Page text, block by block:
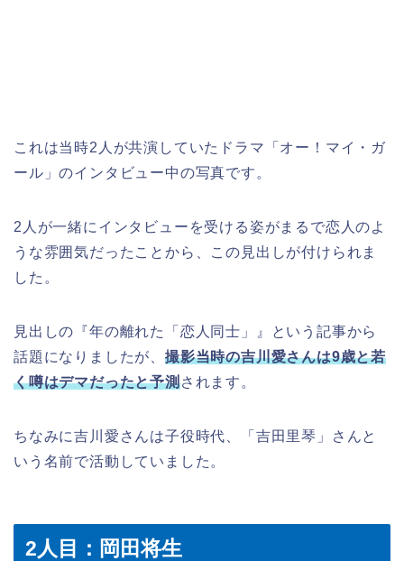
これは当時2人が共演していたドラマ「オー！マイ・ガ
ール」のインタビュー中の写真です。
2人が一緒にインタビューを受ける姿がまるで恋人のよ
うな雰囲気だったことから、この見出しが付けられま
した。
見出しの『年の離れた「恋人同士」』という記事から
話題になりましたが、 撮影当時の吉川愛さんは9歳と若
く噂はデマだったと予測されます。
ちなみに吉川愛さんは子役時代、「吉田里琴」さんと
いう名前で活動していました。
2人目：岡田将生